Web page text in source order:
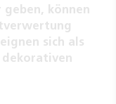
geben, können
sich als